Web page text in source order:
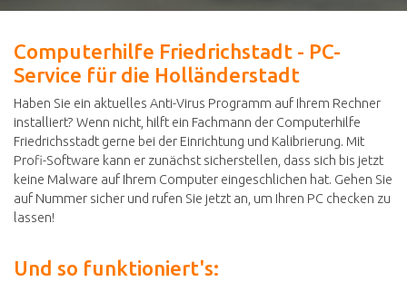
Computerhilfe Friedrichstadt - PC-
Service für die Holländerstadt
Haben Sie ein aktuelles Anti-Virus Programm auf Ihrem Rechner
installiert? Wenn nicht, hilft ein Fachmann der Computerhilfe
Friedrichsstadt gerne bei der Einrichtung und Kalibrierung. Mit
Profi-Software kann er zunächst sicherstellen, dass sich bis jetzt
keine Malware auf Ihrem Computer eingeschlichen hat. Gehen Sie
auf Nummer sicher und rufen Sie jetzt an, um Ihren PC checken zu
lassen!
Und so funktioniert's: